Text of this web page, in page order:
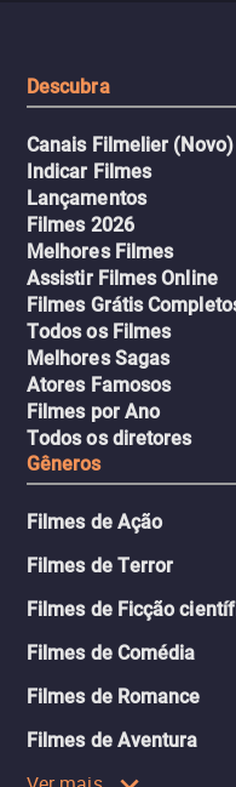
Descubra
Canais Filmelier (Novo)
Indicar Filmes
Lançamentos
Filmes 2026
Melhores Filmes
Assistir Filmes Online
Filmes Grátis
Todos os Filmes
Melhores Sagas
Atores Famosos
Filmes por Ano
Todos os diretores
Gêneros
Filmes de Ação
Filmes de Terror
Filmes de Ficção
Filmes de Comédia
Filmes de Romance
Filmes de Aventura